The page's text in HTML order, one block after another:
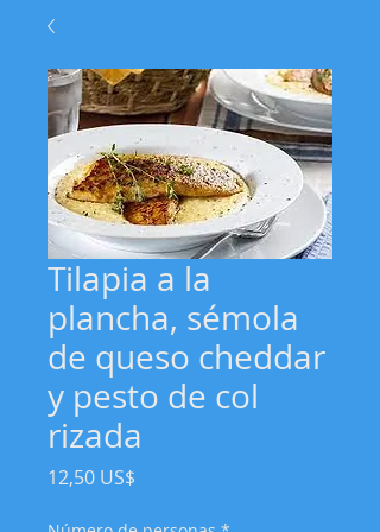
Tilapia a la
plancha, sémola
de queso cheddar
y pesto de col
rizada
12,50 US$